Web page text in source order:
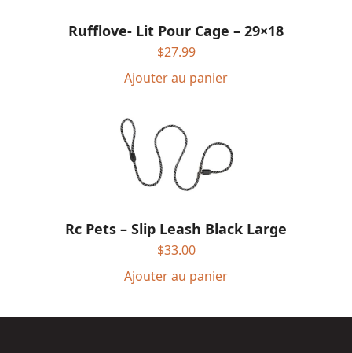
Rufflove- Lit Pour Cage – 29×18
$27.99
Ajouter au panier
Rc Pets – Slip Leash Black Large
$33.00
Ajouter au panier